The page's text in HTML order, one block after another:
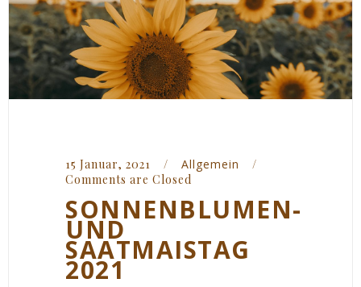
15 Januar, 2021 / Allgemein
/
Comments are Closed
SONNENBLUMEN-
UND
SAATMAISTAG
2021